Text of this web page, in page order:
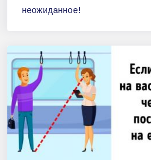
неожиданное!